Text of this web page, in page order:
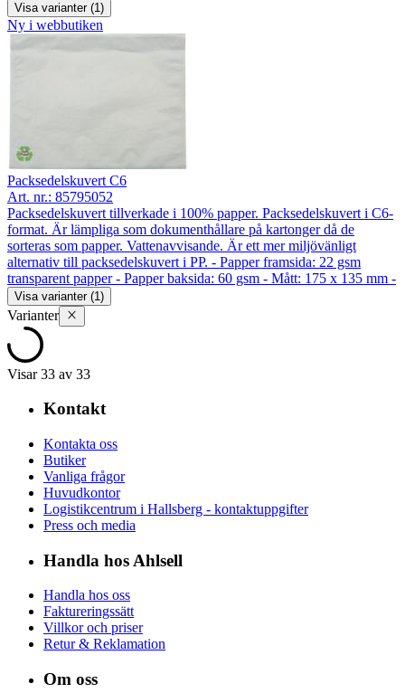
Visa varianter (1)
Ny i webbutiken
Packsedelskuvert C6
Art. nr.: 85795052
Packsedelskuvert tillverkade i 100% papper. Packsedelskuvert i C6-
format. Är lämpliga som dokumenthållare på kartonger då de
sorteras som papper. Vattenavvisande. Är ett mer miljövänligt
alternativ till packsedelskuvert i PP. - Papper framsida: 22 gsm
transparent papper - Papper baksida: 60 gsm - Mått: 175 x 135 mm -
Visa varianter (1)
Varianter
Visar 33 av 33
Kontakt
Kontakta oss
Butiker
Vanliga frågor
Huvudkontor
Logistikcentrum i Hallsberg - kontaktuppgifter
Press och media
Handla hos Ahlsell
Handla hos oss
Faktureringssätt
Villkor och priser
Retur & Reklamation
Om oss